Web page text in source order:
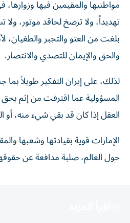
مواطنيها والمقيمين فيها
تهديداً، ولا ترضخ لحاقد موتور،
بلغت من العتو والتجبر والطغيان،
والحق والإيمان للتصدي والانتصار.
لذلك، على إيران التفكير طويلاً
المسؤولية عما اقترفت من إثم
العقل إذا كان قد بقي شيء منه، أو
الإمارات قوية بقيادتها وشعبها
حول العالم، صلبة مدافعة عن